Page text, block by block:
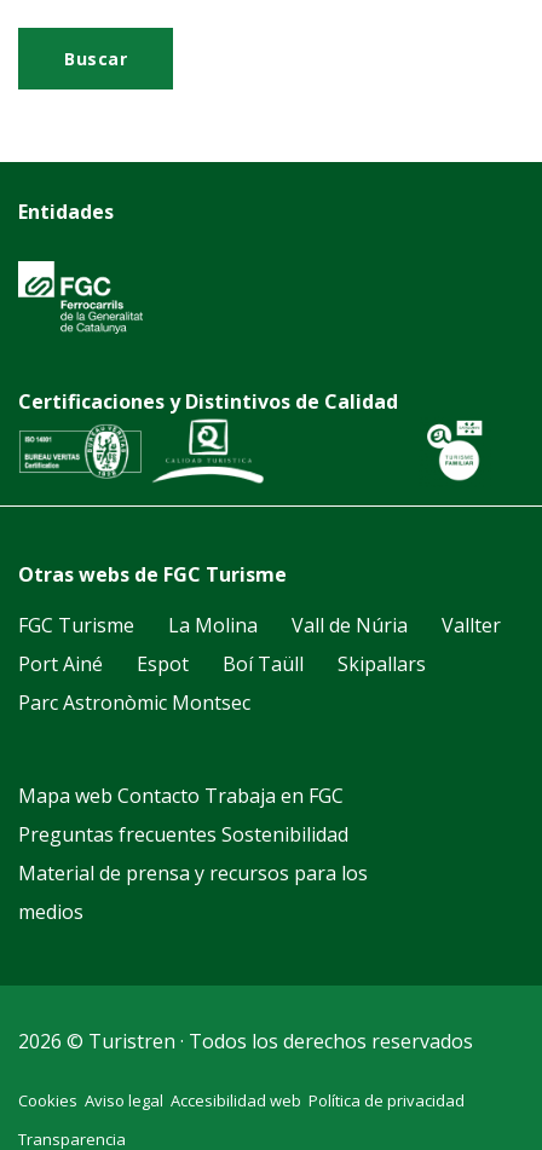
Entidades
Certificaciones y Distintivos de Calidad
Otras webs de FGC Turisme
FGC Turisme
La Molina Vall de Núria
Vallter
Port Ainé
Espot Boí Taüll
Skipallars
Parc Astronòmic Montsec
Mapa web Contacto Trabaja en FGC
Preguntas frecuentes Sostenibilidad
Material de prensa y recursos para los
medios
2026 © Turistren · Todos los derechos reservados
Cookies Aviso legal Accesibilidad web Política de privacidad
Transparencia